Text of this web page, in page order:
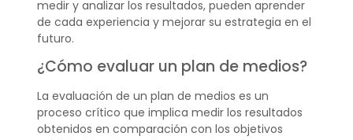
medir y analizar los resultados, pueden aprender
de cada experiencia y mejorar su estrategia en el
futuro.
¿Cómo evaluar un plan de medios?
La evaluación de un plan de medios es un
proceso crítico que implica medir los resultados
obtenidos en comparación con los objetivos